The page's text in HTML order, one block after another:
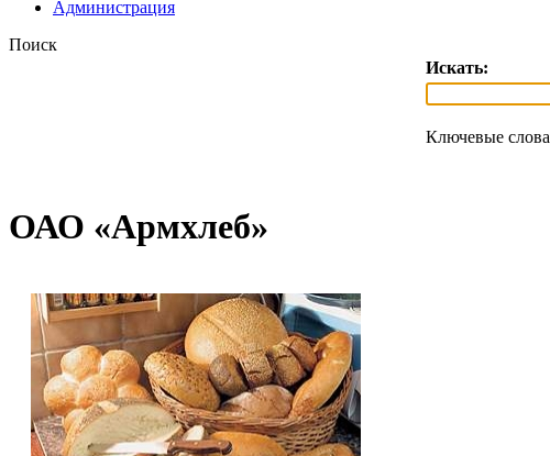
Администрация
Поиск
Искать:
Ключевые слова
ОАО «Армхлеб»